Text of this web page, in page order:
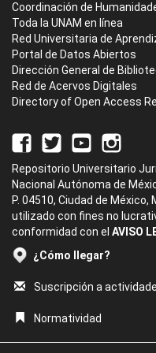
Coordinación de
Toda la UNAM en línea
Red Universitaria de
Portal de Datos Abiertos
Dirección General de
Red de Acervos Digitales
Directory of Open Access
Repositorio Universitario
Nacional Autónoma de
P. 04510, Ciudad de
utilizado con fines no
conformidad con el AVISO
¿Cómo llegar?
Suscripción a
Normatividad